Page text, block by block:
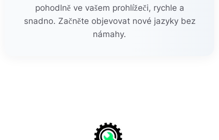
pohodlně ve vašem prohlížeči, rychle a
snadno. Začněte objevovat nové jazyky bez
námahy.